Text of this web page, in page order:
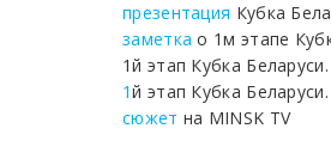
презентация Кубка
заметка о 1м этапе
1й этап Кубка Беларуси.
1й этап Кубка
сюжет на MINSK TV